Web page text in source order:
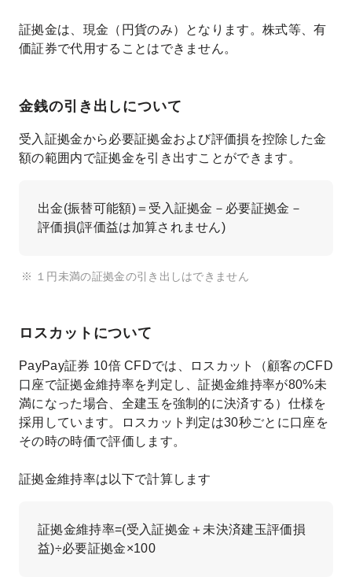
証拠金は、現金（円貨のみ）となります。株式等、有
価証券で代用することはできません。
金銭の引き出しについて
受入証拠金から必要証拠金および評価損を控除した金
額の範囲内で証拠金を引き出すことができます。
出金(振替可能額)＝受入証拠金－必要証拠金－
評価損(評価益は加算されません)
１円未満の証拠金の引き出しはできません
ロスカットについて
PayPay証券 10倍 CFDでは、ロスカット（顧客のCFD
口座で証拠金維持率を判定し、証拠金維持率が80%未
満になった場合、全建玉を強制的に決済する）仕様を
採用しています。ロスカット判定は30秒ごとに口座を
その時の時価で評価します。
証拠金維持率は以下で計算します
証拠金維持率=(受入証拠金＋未決済建玉評価損
益)÷必要証拠金×100